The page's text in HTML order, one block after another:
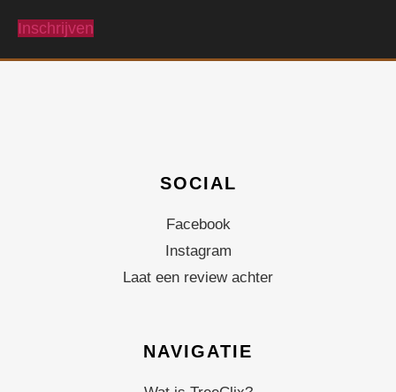
Inschrijven
SOCIAL
Facebook
Instagram
Laat een review achter
NAVIGATIE